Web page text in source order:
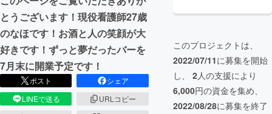
とうございます！現役看護師27歳
のなほです！お酒と人の笑顔が大
好きです！ずっと夢だったバーを
7月末に開業予定です！
ポスト
シェア
LINEで送る
URLコピー
このプロジェクトは、
2022/07/11に募集を開始
し、 2人の支援により
6,000円の資金を集め、
2022/08/28に募集を終了